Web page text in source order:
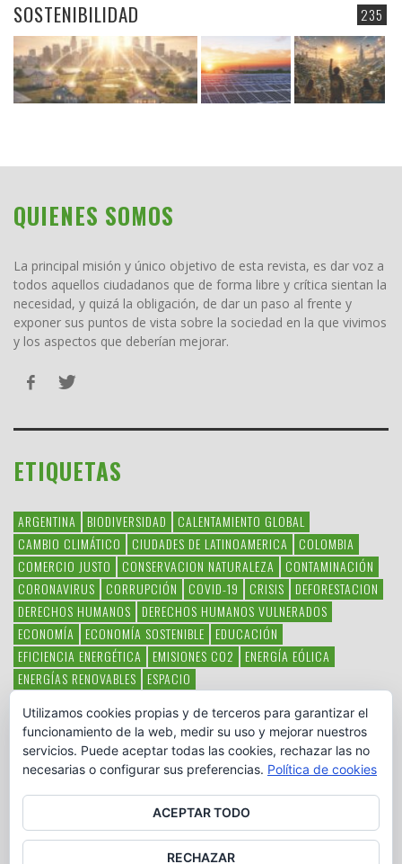
235
SOSTENIBILIDAD
QUIENES SOMOS
La principal misión y único objetivo de esta revista, es dar voz a
todos aquellos ciudadanos que de forma libre y crítica sientan la
necesidad, y quizá la obligación, de dar un paso al frente y
exponer sus puntos de vista sobre la sociedad en la que vivimos
y los aspectos que deberían mejorar.
ETIQUETAS
ARGENTINA BIODIVERSIDAD
CALENTAMIENTO GLOBAL
CAMBIO CLIMÁTICO
CIUDADES DE LATINOAMERICA
COLOMBIA
COMERCIO JUSTO
CONSERVACION NATURALEZA
CONTAMINACIÓN
CORONAVIRUS
CORRUPCIÓN COVID-19 CRISIS
DEFORESTACION
DERECHOS HUMANOS
DERECHOS HUMANOS VULNERADOS
ECONOMÍA
ECONOMÍA SOSTENIBLE
EDUCACIÓN
EFICIENCIA ENERGÉTICA
EMISIONES CO2
ENERGÍA EÓLICA
ENERGÍAS RENOVABLES
ESPACIO
HAMBRE LATINOAMÉRICA MEDIO AMBIENTE
MÉXICO
OBJETIVOS DEL MILENIO
ONGS PAZ POBREZA POESÍA
POLITICA
PUEBLOS INDÍGENAS RSC RSE
SOBERANÍA ALIMENTARIA
SOLIDARIDAD SOSTENIBILIDAD TECNOLOGÍA VERTIDO PETROLEO
Utilizamos cookies propias y de terceros para garantizar el
funcionamiento de la web, medir su uso y mejorar nuestros
servicios. Puede aceptar todas las cookies, rechazar las no
necesarias o configurar sus preferencias. Política de cookies
ACEPTAR TODO
RECHAZAR